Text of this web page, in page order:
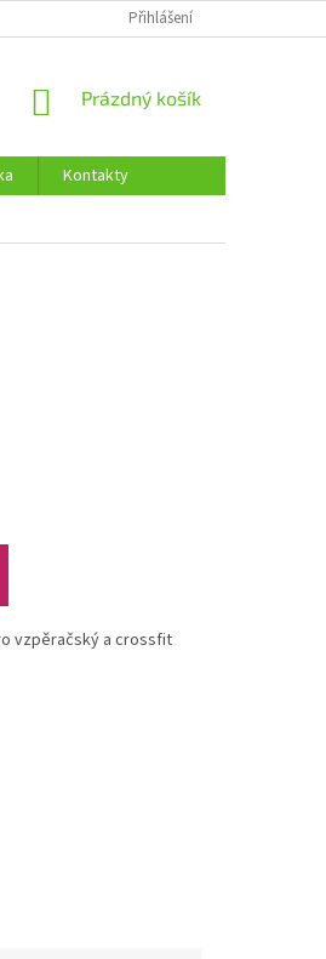
Přihlášení
NÁKUPNÍ
Prázdný košík
Kontakty
vzpěračský a crossfit